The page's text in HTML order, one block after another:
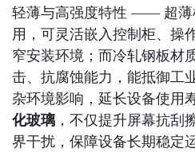
轻薄与高强度特性 —— 超薄
用，可灵活嵌入控制柜、操
窄安装环境；而冷轧钢板材
击、抗腐蚀能力，能抵御工
杂环境影响，延长设备使用
化玻璃 ，不仅提升屏幕抗刮
界干扰，保障设备长期稳定